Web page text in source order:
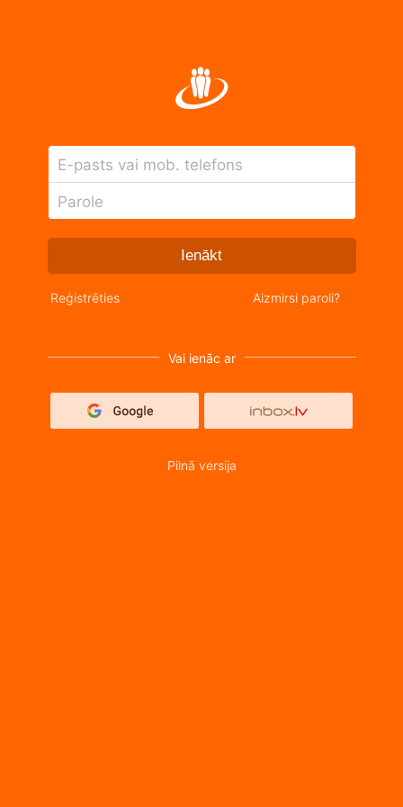
E-pasts vai mob. telefons
Parole
Ienākt
Reģistrēties Aizmirsi paroli?
Vai ienāc ar
Pilnā versija